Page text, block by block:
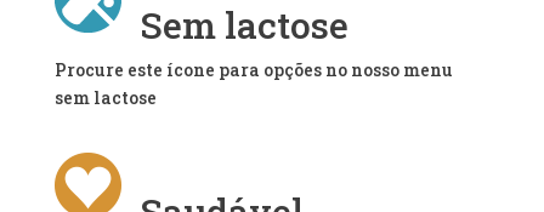
Sem lactose
Procure este ícone para opções no nosso menu
sem lactose